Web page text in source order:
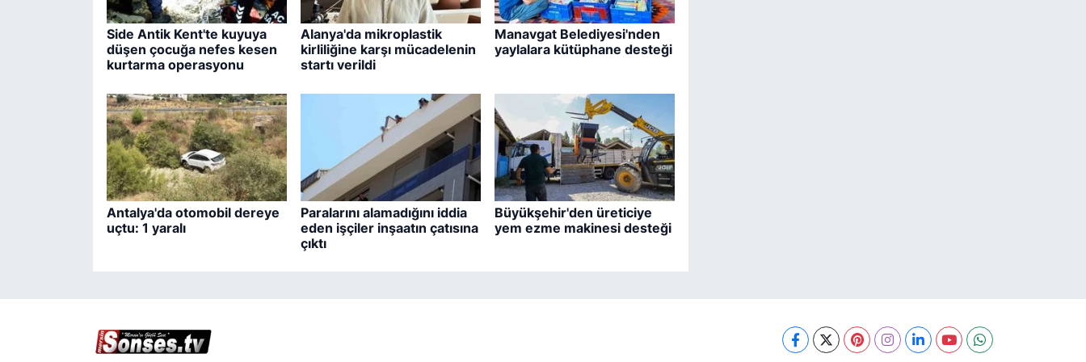
Side Antik Kent'te kuyuya
düşen çocuğa nefes kesen
kurtarma operasyonu
Alanya'da mikroplastik
kirliliğine karşı mücadelenin
startı verildi
Manavgat Belediyesi'nden
yaylalara kütüphane desteği
Antalya'da otomobil dereye
uçtu: 1 yaralı
Paralarını alamadığını iddia
eden işçiler inşaatın çatısına
çıktı
Büyükşehir'den üreticiye
yem ezme makinesi desteği